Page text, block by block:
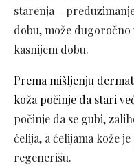
starenja –
dobu, može
kasnijem dobu.
Prema mišljenju
koža počinje da stari
počinje da se gubi,
ćelija, a ćelijama kože
regenerišu.